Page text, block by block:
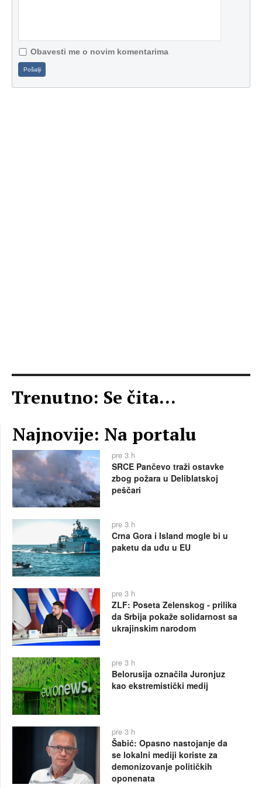
Obavesti me o novim komentarima
Pošalji
Trenutno: Se čita...
Najnovije: Na portalu
pre 3 h
SRCE Pančevo traži ostavke
zbog požara u Deliblatskoj
peščari
pre 3 h
Crna Gora i Island mogle bi u
paketu da uđu u EU
pre 3 h
ZLF: Poseta Zelenskog - prilika
da Srbija pokaže solidarnost sa
ukrajinskim narodom
pre 3 h
Belorusija označila Juronjuz
kao ekstremistički medij
pre 3 h
Šabić: Opasno nastojanje da
se lokalni mediji koriste za
demonizovanje političkih
oponenata